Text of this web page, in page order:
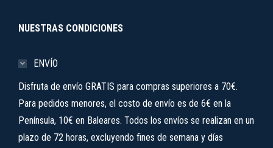
NUESTRAS CONDICIONES
ENVÍO
Disfruta de envío GRATIS para compras superiores a 70€.
Para pedidos menores, el costo de envío es de 6€ en la
Península, 10€ en Baleares. Todos los envíos se realizan en un
plazo de 72 horas, excluyendo fines de semana y días